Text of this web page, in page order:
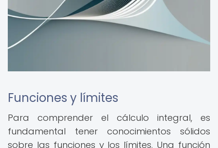
Funciones y límites
Para comprender el cálculo integral, es
fundamental tener conocimientos sólidos
sobre las funciones y los límites. Una función